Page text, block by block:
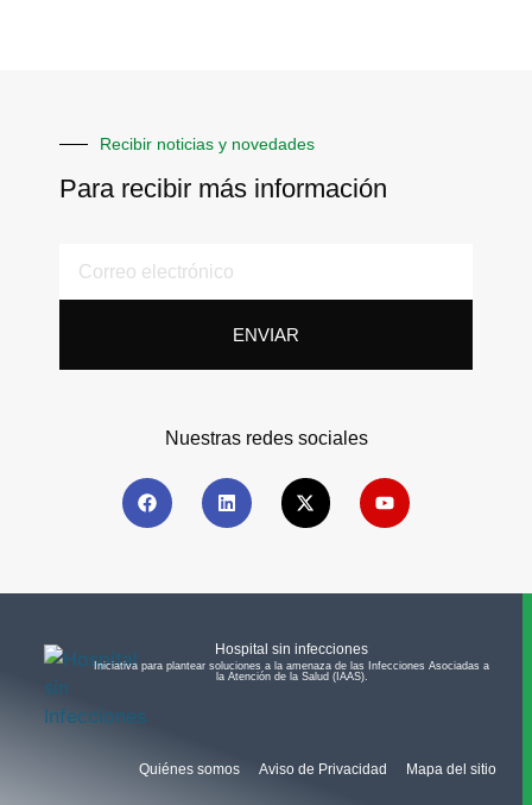
Recibir noticias y novedades
Para recibir más información
ENVIAR
Nuestras redes sociales
Hospital sin infecciones
Iniciativa para plantear soluciones a la amenaza de las Infecciones Asociadas a
la Atención de la Salud (IAAS).​
Quiénes somos Aviso de Privacidad Mapa del sitio